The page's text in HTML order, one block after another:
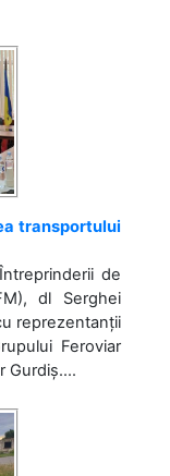
transportului
de
dl Serghei
reprezentanții
Feroviar
Gurdiș....